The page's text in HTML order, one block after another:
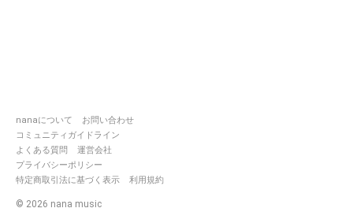
nanaについて
お問い合わせ
コミュニティガイドライン
よくある質問
運営会社
プライバシーポリシー
特定商取引法に基づく表示
利用規約
© 2026 nana music